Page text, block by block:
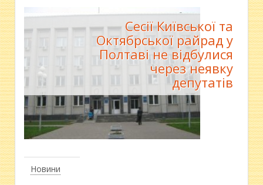
Новини
Сесії Київської та
Октябрської райрад у
Полтаві не відбулися
через неявку
депутатів